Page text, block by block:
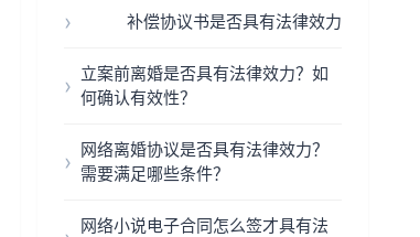
补偿协议书是否具有法律效力
立案前离婚是否具有法律效力？如
何确认有效性？
网络离婚协议是否具有法律效力？
需要满足哪些条件？
网络小说电子合同怎么签才具有法